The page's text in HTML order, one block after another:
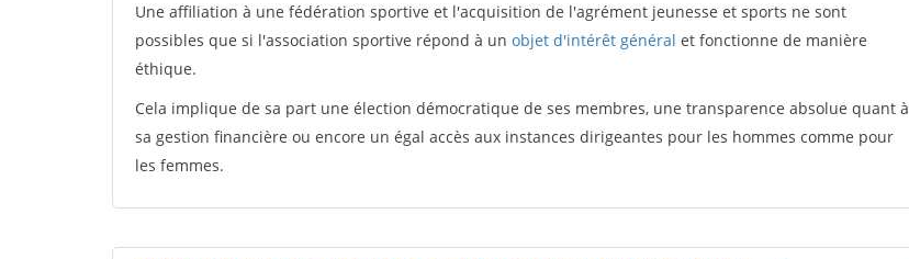
Une affiliation à une fédération sportive et l'acquisition de l'agrément jeunesse et sports ne sont
possibles que si l'association sportive répond à un objet d'intérêt général et fonctionne de manière
éthique.
Cela implique de sa part une élection démocratique de ses membres, une transparence absolue quant à
sa gestion financière ou encore un égal accès aux instances dirigeantes pour les hommes comme pour
les femmes.